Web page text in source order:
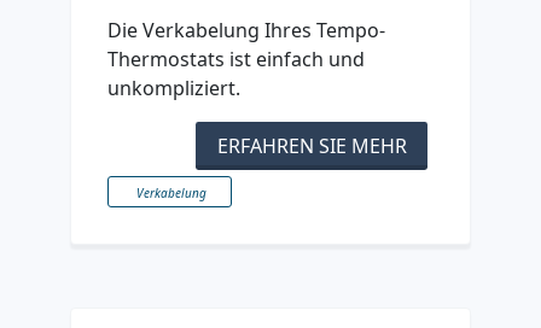
Die Verkabelung Ihres Tempo-
Thermostats ist einfach und
unkompliziert.
ERFAHREN SIE MEHR
Verkabelung